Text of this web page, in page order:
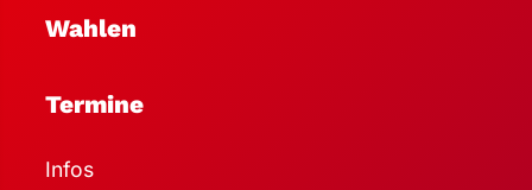
Wahlen
Termine
Infos